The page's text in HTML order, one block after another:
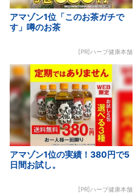
アマゾン1位「このお茶ガチで
す」噂のお茶
[PR]ハーブ健康本舗
アマゾン1位の実績！380円で5
日間お試し。
[PR]ハーブ健康本舗